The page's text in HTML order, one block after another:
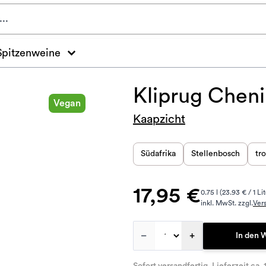
Vegan Kliprug
Kaapzicht
Südafrika Stellenbosch
17,95 €0.75 l (23.93 € / 1
inkl. MwSt. zzgl.
– + In den